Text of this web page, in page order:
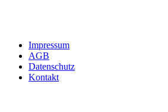
Impressum
AGB
Datenschutz
Kontakt